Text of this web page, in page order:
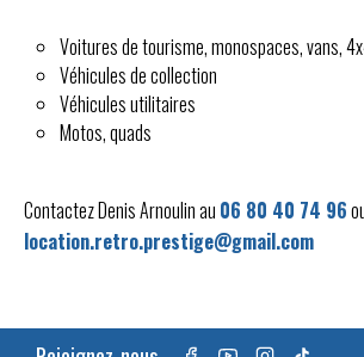
Voitures de tourisme, monospaces, vans,
Véhicules de collection
Véhicules utilitaires
Motos, quads
Contactez Denis Arnoulin au 06 80 40 74 96
location.retro.prestige@gmail.com